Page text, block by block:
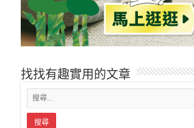
找找有趣實用的文章